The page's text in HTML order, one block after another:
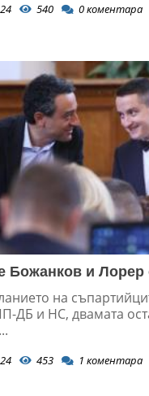
540 0коментара
Божанков и Лорер
на
ДБ и НС, двамата
453 1 коментара